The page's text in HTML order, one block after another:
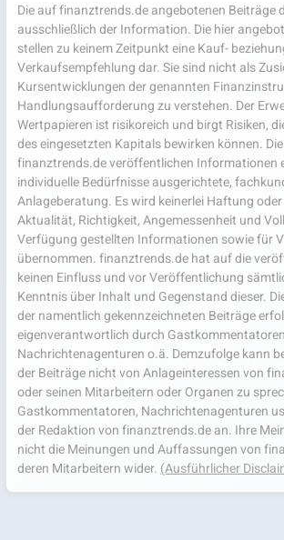
Die auf finanztrends.de angebotenen Beiträge
ausschließlich der Information. Die hier
stellen zu keinem Zeitpunkt eine Kauf-
Verkaufsempfehlung dar. Sie sind nicht als
Kursentwicklungen der genannten
Handlungsaufforderung zu verstehen. Der
Wertpapieren ist risikoreich und birgt Risiken,
des eingesetzten Kapitals bewirken können.
finanztrends.de veröffentlichen Informationen
individuelle Bedürfnisse ausgerichtete,
Anlageberatung. Es wird keinerlei Haftung
Aktualität, Richtigkeit, Angemessenheit und
Verfügung gestellten Informationen sowie für
übernommen. finanztrends.de hat auf die
keinen Einfluss und vor Veröffentlichung
Kenntnis über Inhalt und Gegenstand dieser.
der namentlich gekennzeichneten Beiträge
eigenverantwortlich durch
Nachrichtenagenturen o.ä. Demzufolge kann
der Beiträge nicht von Anlageinteressen von
oder seinen Mitarbeitern oder Organen zu
Gastkommentatoren, Nachrichtenagenturen
der Redaktion von finanztrends.de an. Ihre
nicht die Meinungen und Auffassungen von
deren Mitarbeitern wider. (Ausführlicher